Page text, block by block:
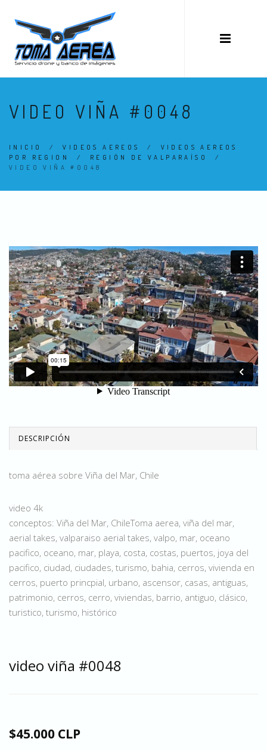
VIDEO VIÑA #0048
INICIO /VIDEOS AEREOS / VIDEOS AEREOS
POR REGION
/ REGIÓN DE VALPARAÍSO
/
VIDEO VIÑA #0048
DESCRIPCIÓN
toma aérea sobre Viña del Mar, Chile
video 4k
conceptos: Viña del Mar, ChileToma aerea, viña del mar,
aerial takes, valparaiso aerial takes, valpo, mar, oceano
pacifico, oceano, mar, playa, costa, costas, puertos, joya del
pacifico, ciudad, ciudades, turismo, bahia, cerros, vivienda en
cerros, puerto princpial, urbano, ascensor, casas, antiguas,
patrimonio, cerros, cerro, viviendas, barrio, antiguo, clásico,
turistico, turismo, histórico
video viña #0048
$45.000 CLP